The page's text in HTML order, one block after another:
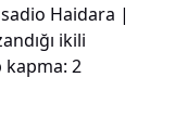
Haidara |
ikili
kapma: 2